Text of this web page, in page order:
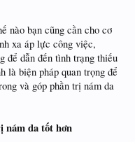
nào bạn cũng cần cho cơ
xa áp lực công việc,
để dẫn đến tình trạng thiếu
là biện pháp quan trọng để
và góp phần trị nám da
da tốt hơn